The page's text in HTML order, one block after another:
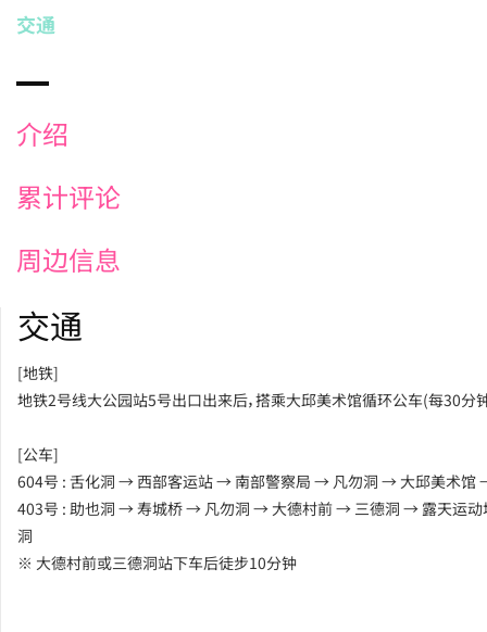
交通
介绍
累计评论
周边信息
交通
[地铁]
地铁2号线大公园站5号出口出来后，搭乘大邱美术馆循环公车(每30分
[公车]
604号 : 舌化洞 → 西部客运站 → 南部警察局 → 凡勿洞 → 大邱美术馆
403号 : 助也洞 → 寿城桥 → 凡勿洞 → 大德村前 → 三德洞 → 露天运
洞
※ 大德村前或三德洞站下车后徒步10分钟